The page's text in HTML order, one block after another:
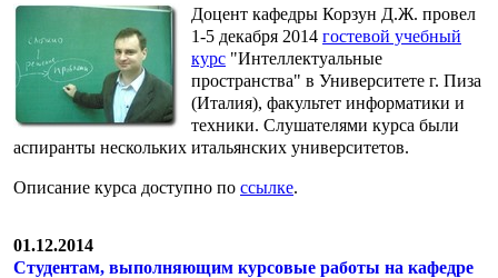
Доцент кафедры Корзун Д.Ж. провел
1-5 декабря 2014 гостевой учебный
курс "Интеллектуальные
пространства" в Университете г. Пиза
(Италия), факультет информатики и
техники. Слушателями курса были
аспиранты нескольких итальянских университетов.
Описание курса доступно по ссылке.
01.12.2014
Студентам, выполняющим курсовые работы на кафедре